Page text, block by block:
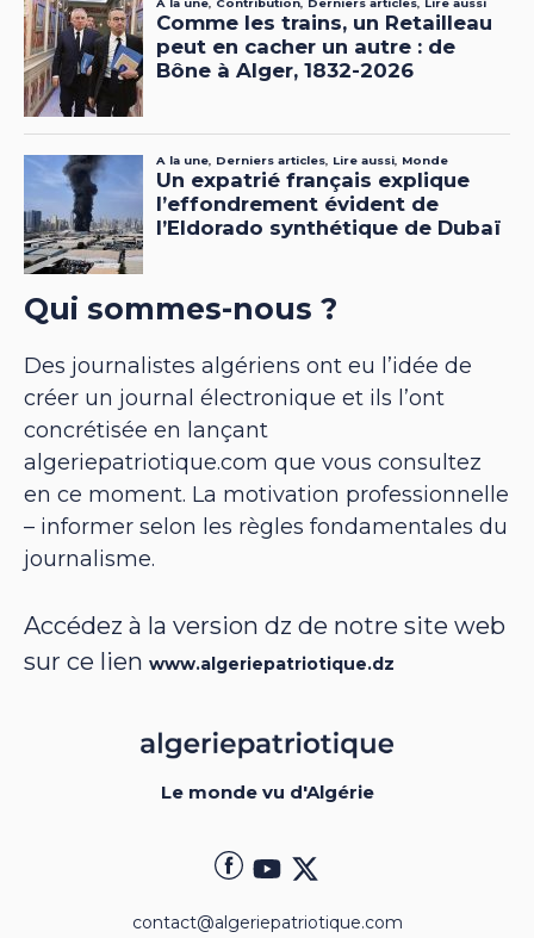
Qui sommes-nous ?
Des journalistes algériens ont eu l’idée de
créer un journal électronique et ils l’ont
concrétisée en lançant
algeriepatriotique.com que vous consultez
en ce moment. La motivation professionnelle
– informer selon les règles fondamentales du
journalisme.
Accédez à la version dz de notre site web
sur ce lien www.algeriepatriotique.dz
Le monde vu d'Algérie
contact@algeriepatriotique.com